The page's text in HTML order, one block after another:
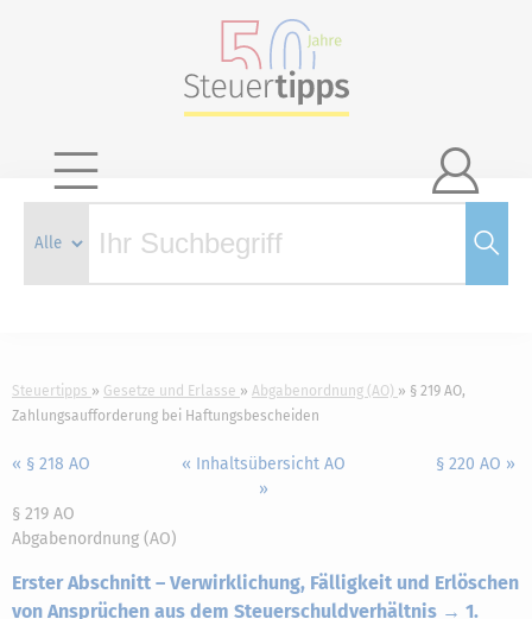

Steuertipps Gesetze und Erlasse Abgabenordnung (AO)
§ 219 AO,
Zahlungsaufforderung bei Haftungsbescheiden
« § 218 AO
« Inhaltsübersicht AO
»
§ 220 AO »
§ 219 AO
Abgabenordnung (AO)
Erster Abschnitt – Verwirklichung, Fälligkeit und Erlöschen
von Ansprüchen aus dem Steuerschuldverhältnis → 1.